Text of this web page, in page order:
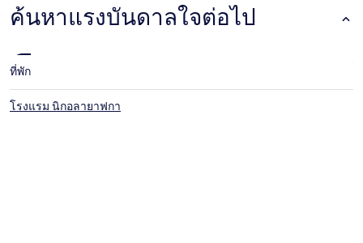
ค้นหาแรงบันดาลใจต่อไป
ที่พัก
โรงแรม นิกอลายาฟกา